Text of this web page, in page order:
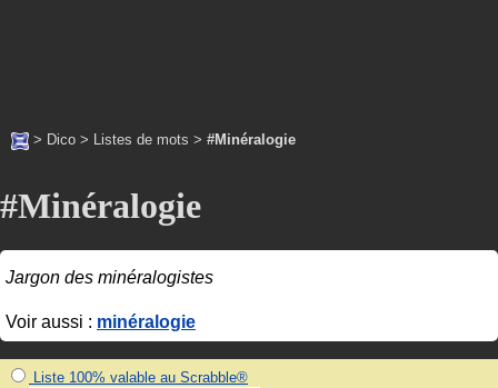
> Dico > Listes de mots > #Minéralogie
#Minéralogie
Jargon des minéralogistes
Voir aussi : minéralogie
Liste 100% valable au Scrabble®